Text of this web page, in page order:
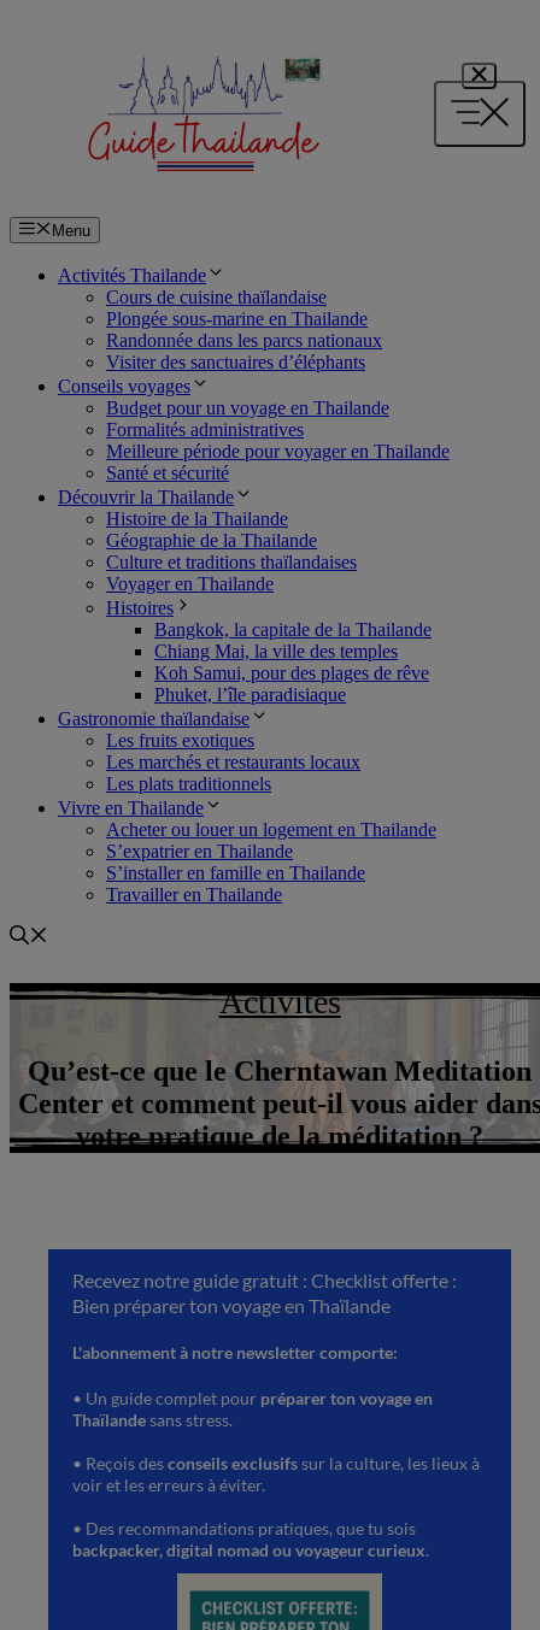
Menu
Activités Thailande
Cours de cuisine thaïlandaise
Plongée sous-marine en Thailande
Randonnée dans les parcs nationaux
Visiter des sanctuaires d’éléphants
Conseils voyages
Budget pour un voyage en Thailande
Formalités administratives
Meilleure période pour voyager en Thailande
Santé et sécurité
Découvrir la Thailande
Histoire de la Thailande
Géographie de la Thailande
Culture et traditions thaïlandaises
Voyager en Thailande
Histoires
Bangkok, la capitale de la Thailande
Chiang Mai, la ville des temples
Koh Samui, pour des plages de rêve
Phuket, l’île paradisiaque
Gastronomie thaïlandaise
Les fruits exotiques
Les marchés et restaurants locaux
Les plats traditionnels
Vivre en Thailande
Acheter ou louer un logement en Thailande
S’expatrier en Thailande
S’installer en famille en Thailande
Travailler en Thailande
Activités
Qu’est-ce que le Cherntawan Meditation
Center et comment peut-il vous aider
votre pratique de la méditation ?